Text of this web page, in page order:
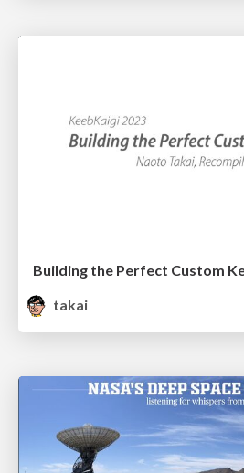
Building the Perfect Custom
takai